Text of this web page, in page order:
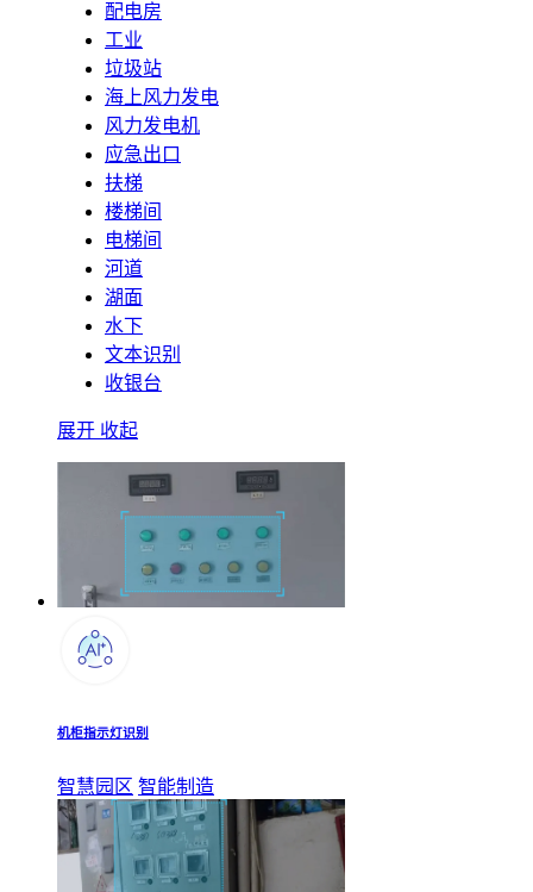
配电房
工业
垃圾站
海上风力发电
风力发电机
应急出口
扶梯
楼梯间
电梯间
河道
湖面
水下
文本识别
收银台
展开 收起
机柜指示灯识别
智慧园区 智能制造